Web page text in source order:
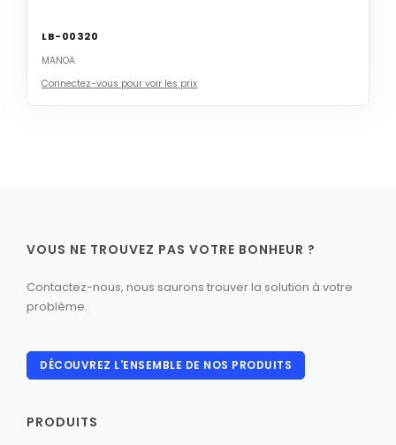
LB-00320
MANOA
Connectez-vous pour voir les prix
VOUS NE TROUVEZ PAS VOTRE BONHEUR ?
Contactez-nous, nous saurons trouver la solution à votre
problème.
DÉCOUVREZ L'ENSEMBLE DE NOS PRODUITS
PRODUITS